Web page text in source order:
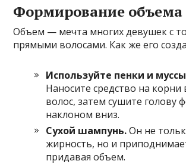
Формирование объема
Объем — мечта многих девушек с
прямыми волосами. Как же его
Используйте пенки и
Наносите средство на
волос, затем сушите голову
наклоном вниз.
Сухой шампунь.Он не
жирность, но и
придавая объем.